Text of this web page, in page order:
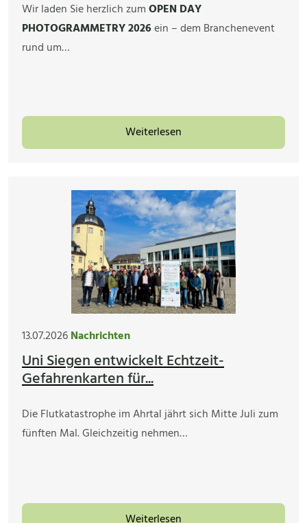
Wir laden Sie herzlich zumOPEN DAY
PHOTOGRAMMETRY 2026ein – dem Branchenevent
rund um…
Weiterlesen
13.07.2026Nachrichten
Uni Siegen entwickelt Echtzeit-
Gefahrenkarten für...
Die Flutkatastrophe im Ahrtal jährt sich Mitte Juli zum
fünften Mal. Gleichzeitig nehmen…